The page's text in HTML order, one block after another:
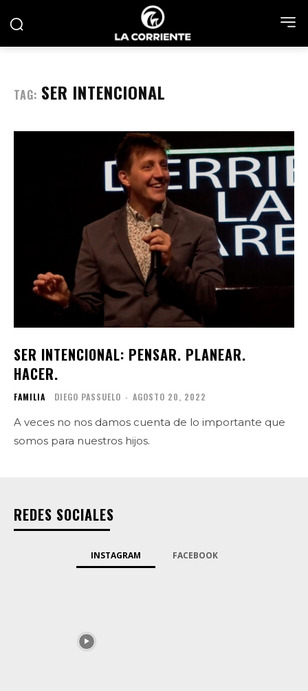
TAG: SER INTENCIONAL
SER INTENCIONAL: PENSAR. PLANEAR.
HACER.
FAMILIA DIEGO PASSUELO - AGOSTO 20, 2022
A veces no nos damos cuenta de lo importante que
somos para nuestros hijos.
REDES SOCIALES
INSTAGRAM FACEBOOK